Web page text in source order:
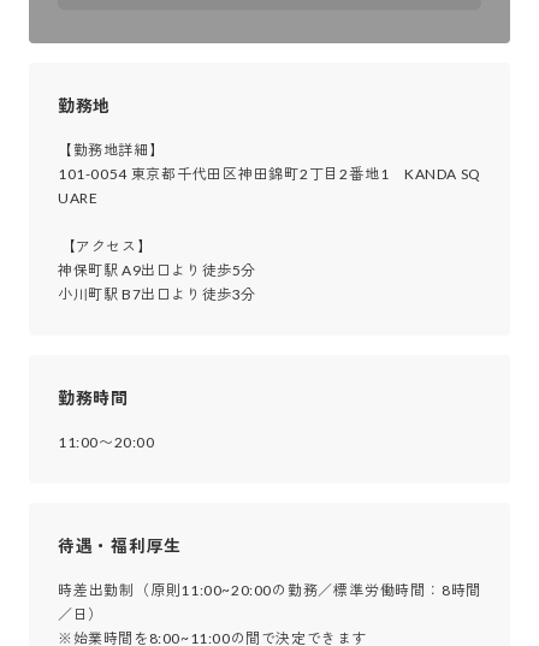
勤務地
【勤務地詳細】
101-0054 東京都千代田区神田錦町2丁目2番地1　KANDA SQ
UARE
神保町駅 A9出口より徒歩5分
小川町駅 B7出口より徒歩3分
勤務時間
11:00〜20:00
待遇・福利厚生
時差出勤制（原則11:00~20:00の勤務／標準労働時間：8時間
／日）
※始業時間を8:00~11:00の間で決定できます